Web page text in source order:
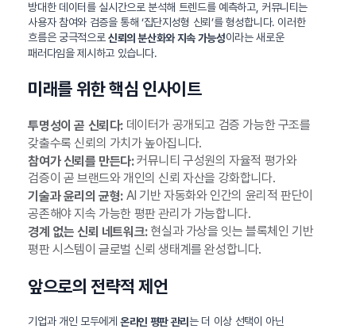
방대한 데이터를 실시간으로 분석해 트렌드를 예측하고, 커뮤니티는
사용자 참여와 검증을 통해 ‘집단지성형 신뢰’를 형성합니다. 이러한
흐름은 궁극적으로 신뢰의 분산화와 지속 가능성이라는 새로운
패러다임을 제시하고 있습니다.
미래를 위한 핵심 인사이트
투명성이 곧 신뢰다:데이터가 공개되고 검증 가능한 구조를
갖출수록 신뢰의 가치가 높아집니다.
참여가 신뢰를 만든다:커뮤니티 구성원의 자율적 평가와
검증이 곧 브랜드와 개인의 신뢰 자산을 강화합니다.
기술과 윤리의 균형:AI 기반 자동화와 인간의 윤리적 판단이
공존해야 지속 가능한 평판 관리가 가능합니다.
경계 없는 신뢰 네트워크:현실과 가상을 잇는 블록체인 기반
평판 시스템이 글로벌 신뢰 생태계를 완성합니다.
앞으로의 전략적 제언
기업과 개인 모두에게온라인 평판 관리는 더 이상 선택이 아닌